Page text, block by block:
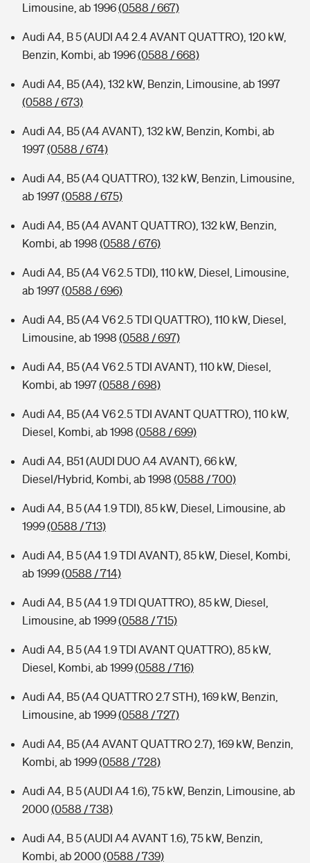
Limousine, ab 1996(0588 / 667)
Audi A4, B 5 (AUDI A4 2.4 AVANT QUATTRO), 120 kW,
Benzin, Kombi, ab 1996(0588 / 668)
Audi A4, B5 (A4), 132 kW, Benzin, Limousine, ab 1997
(0588 / 673)
Audi A4, B5 (A4 AVANT), 132 kW, Benzin, Kombi, ab
1997(0588 / 674)
Audi A4, B5 (A4 QUATTRO), 132 kW, Benzin, Limousine,
ab 1997(0588 / 675)
Audi A4, B5 (A4 AVANT QUATTRO), 132 kW, Benzin,
Kombi, ab 1998 (0588 / 676)
Audi A4, B5 (A4 V6 2.5 TDI), 110 kW, Diesel, Limousine,
ab 1997(0588 / 696)
Audi A4, B5 (A4 V6 2.5 TDI QUATTRO), 110 kW, Diesel,
Limousine, ab 1998 (0588 / 697)
Audi A4, B5 (A4 V6 2.5 TDI AVANT), 110 kW, Diesel,
Kombi, ab 1997(0588 / 698)
Audi A4, B5 (A4 V6 2.5 TDI AVANT QUATTRO), 110 kW,
Diesel, Kombi, ab 1998 (0588 / 699)
Audi A4, B51 (AUDI DUO A4 AVANT), 66 kW,
Diesel/Hybrid, Kombi, ab 1998 (0588 / 700)
Audi A4, B 5 (A4 1.9 TDI), 85 kW, Diesel, Limousine, ab
1999(0588 / 713)
Audi A4, B 5 (A4 1.9 TDI AVANT), 85 kW, Diesel, Kombi,
ab 1999(0588 / 714)
Audi A4, B 5 (A4 1.9 TDI QUATTRO), 85 kW, Diesel,
Limousine, ab 1999(0588 / 715)
Audi A4, B 5 (A4 1.9 TDI AVANT QUATTRO), 85 kW,
Diesel, Kombi, ab 1999(0588 / 716)
Audi A4, B5 (A4 QUATTRO 2.7 STH), 169 kW, Benzin,
Limousine, ab 1999(0588 / 727)
Audi A4, B5 (A4 AVANT QUATTRO 2.7), 169 kW, Benzin,
Kombi, ab 1999(0588 / 728)
Audi A4, B 5 (AUDI A4 1.6), 75 kW, Benzin, Limousine, ab
2000(0588 / 738)
Audi A4, B 5 (AUDI A4 AVANT 1.6), 75 kW, Benzin,
Kombi, ab 2000(0588 / 739)